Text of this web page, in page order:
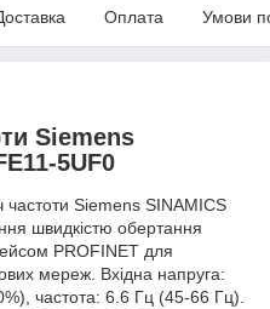
Оплата Умови
Siemens
5UF0
Siemens SINAMICS
швидкістю обертання
PROFINET для
мереж. Вхідна напруга:
частота: 6.6 Гц (45-66 Гц).